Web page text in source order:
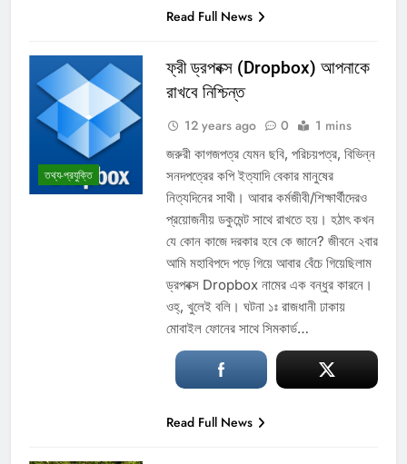
Read Full News
তথ্য-প্রযুক্তি
ফ্রী ড্রপবক্স (Dropbox) আপনাকে
রাখবে নিশ্চিন্ত
12 years ago 0 1 mins
জরুরী কাগজপত্র যেমন ছবি, পরিচয়পত্র, বিভিন্ন
সনদপত্রের কপি ইত্যাদি বেকার মানুষের
নিত্যদিনের সাথী। আবার কর্মজীবী/শিক্ষার্থীদেরও
প্রয়োজনীয় ডকুমেন্ট সাথে রাখতে হয়। হঠাৎ কখন
যে কোন কাজে দরকার হবে কে জানে? জীবনে ২বার
আমি মহাবিপদে পড়ে গিয়ে আবার বেঁচে গিয়েছিলাম
ড্রপবক্স Dropbox নামের এক বন্ধুর কারনে।
ওহ্‌, খুলেই বলি। ঘটনা ১ঃ রাজধানী ঢাকায়
মোবাইল ফোনের সাথে সিমকার্ড…
Read Full News